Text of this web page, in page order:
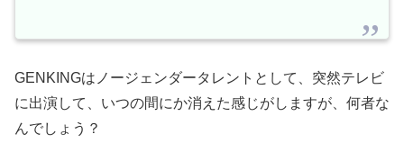
GENKINGはノージェンダータレントとして、突然テレビ
に出演して、いつの間にか消えた感じがしますが、何者な
んでしょう？